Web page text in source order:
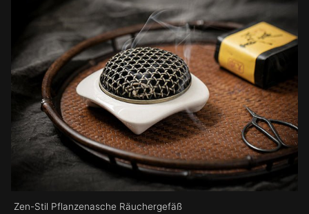
Zen-Stil Pflanzenasche Räuchergefäß